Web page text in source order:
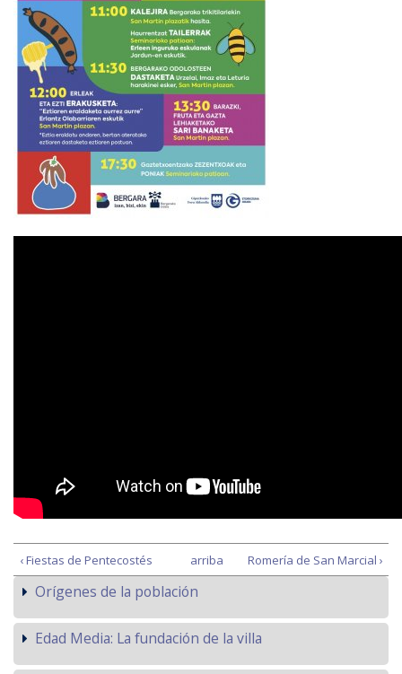
‹ Fiestas de Pentecostés arriba Romería de San Marcial ›
Orígenes de la población
Edad Media: La fundación de la villa